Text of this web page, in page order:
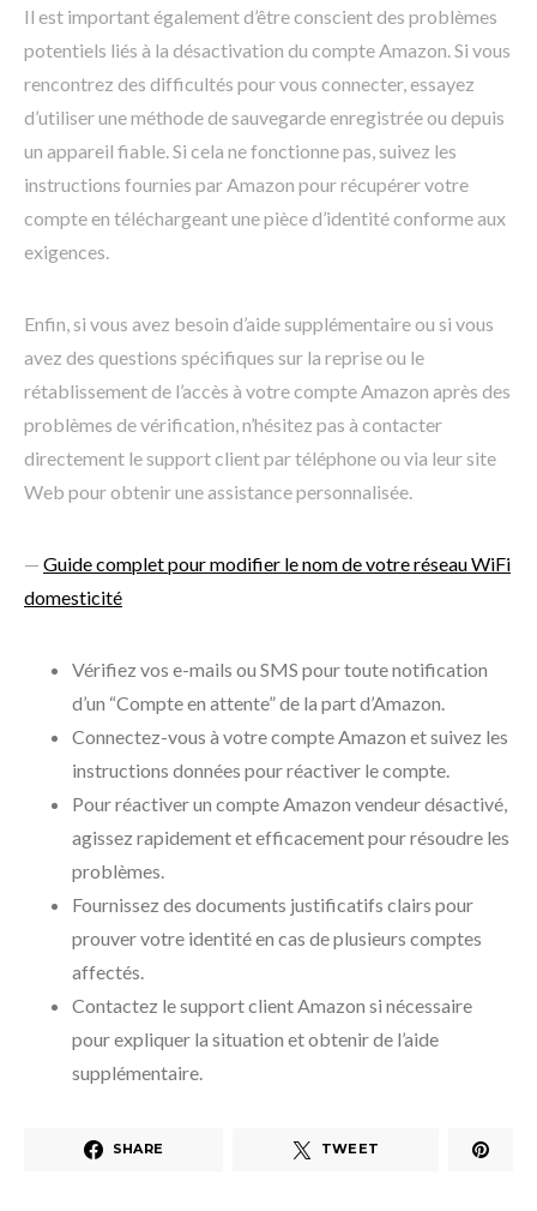
Il est important également d’être conscient des problèmes
potentiels liés à la désactivation du compte Amazon. Si vous
rencontrez des difficultés pour vous connecter, essayez
d’utiliser une méthode de sauvegarde enregistrée ou depuis
un appareil fiable. Si cela ne fonctionne pas, suivez les
instructions fournies par Amazon pour récupérer votre
compte en téléchargeant une pièce d’identité conforme aux
exigences.
Enfin, si vous avez besoin d’aide supplémentaire ou si vous
avez des questions spécifiques sur la reprise ou le
rétablissement de l’accès à votre compte Amazon après des
problèmes de vérification, n’hésitez pas à contacter
directement le support client par téléphone ou via leur site
Web pour obtenir une assistance personnalisée.
— Guide complet pour modifier le nom de votre réseau WiFi
domesticité
Vérifiez vos e-mails ou SMS pour toute notification
d’un “Compte en attente” de la part d’Amazon.
Connectez-vous à votre compte Amazon et suivez les
instructions données pour réactiver le compte.
Pour réactiver un compte Amazon vendeur désactivé,
agissez rapidement et efficacement pour résoudre les
problèmes.
Fournissez des documents justificatifs clairs pour
prouver votre identité en cas de plusieurs comptes
affectés.
Contactez le support client Amazon si nécessaire
pour expliquer la situation et obtenir de l’aide
supplémentaire.
SHARE TWEET